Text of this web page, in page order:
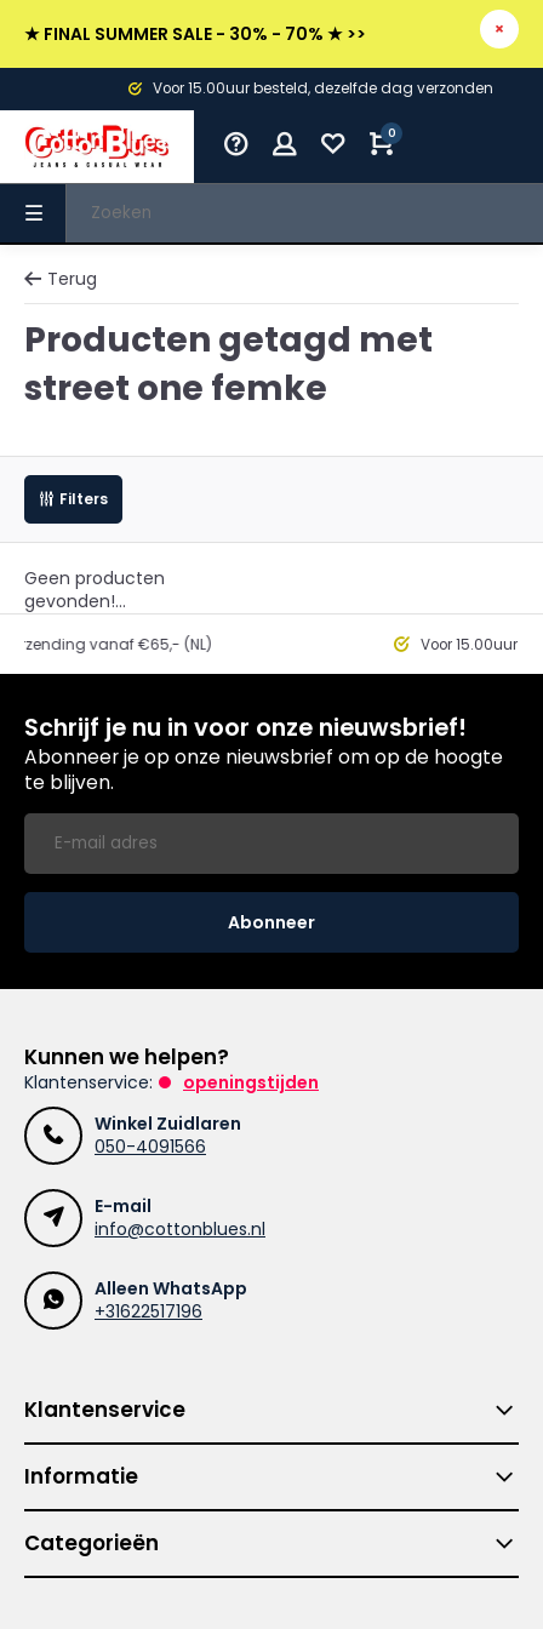
★ FINAL SUMMER SALE - 30% - 70% ★ >>
Voor 15.00uur besteld, dezelfde dag verzonden
0
Terug
Producten getagd met
street one femke
Filters
Geen producten
gevonden!...
vanaf €65,- (NL) Voor 15.00uur besteld,
Schrijf je nu in voor onze nieuwsbrief!
Abonneer je op onze nieuwsbrief om op de hoogte
te blijven.
Abonneer
Kunnen we helpen?
Klantenservice:
openingstijden
Winkel Zuidlaren
050-4091566
E-mail
info@cottonblues.nl
Alleen WhatsApp
+31622517196
Klantenservice
Informatie
Categorieën